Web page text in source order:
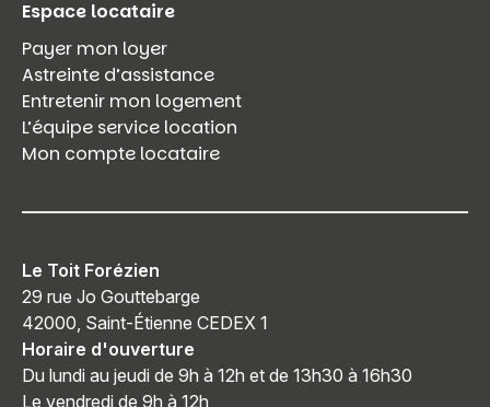
Espace locataire
Payer mon loyer
Astreinte d’assistance
Entretenir mon logement
L’équipe service location
Mon compte locataire
Le Toit Forézien
29 rue Jo Gouttebarge
42000, Saint-Étienne CEDEX 1
Horaire d'ouverture
Du lundi au jeudi de 9h à 12h et de 13h30 à 16h30
Le vendredi de 9h à 12h